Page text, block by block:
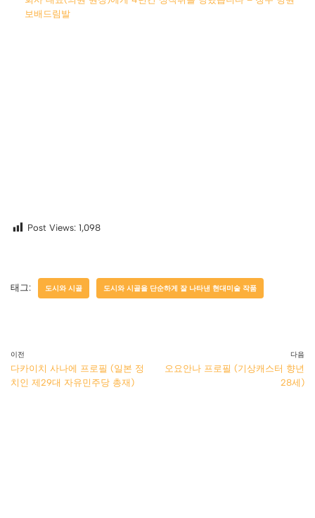
보배드림발
Post Views: 1,098
태그: 도시와 시골 도시와 시골을 단순하게 잘 나타낸 현대미술 작품
이전
다카이치 사나에 프로필 (일본 정
치인 제29대 자유민주당 총재)
다음
오요안나 프로필 (기상캐스터 향년
28세)